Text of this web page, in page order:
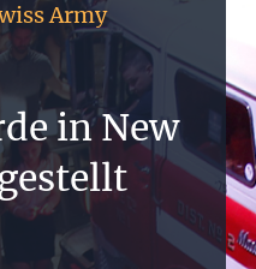
Army
in New